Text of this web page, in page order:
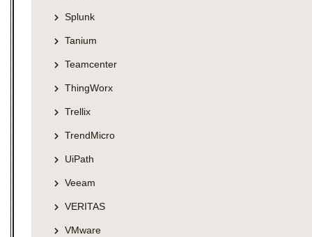
Splunk
Tanium
Teamcenter
ThingWorx
Trellix
TrendMicro
UiPath
Veeam
VERITAS
VMware